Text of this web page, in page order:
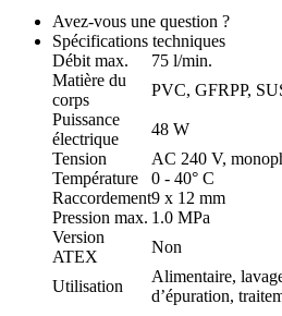
Avez-vous une question ?
Spécifications techniques
Débit max.
75 l/min.
Matière du
corps
PVC, GFRPP,
Puissance
électrique
48 W
Tension
AC 240 V,
Température
0 - 40° C
Raccordement9 x 12 mm
Pression max. 1.0 MPa
Version
ATEX
Non
Utilisation
Alimentaire,
d’épuration,